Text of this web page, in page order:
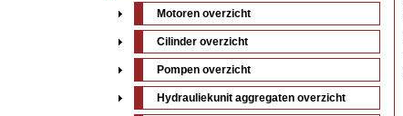
Motoren overzicht
Cilinder overzicht
Pompen overzicht
Hydrauliekunit aggregaten overzicht